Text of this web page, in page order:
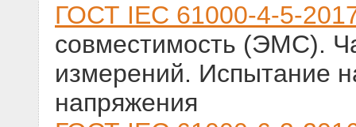
ГОСТ IEC 61000-4-5-
совместимость (ЭМС).
измерений. Испытание
напряжения